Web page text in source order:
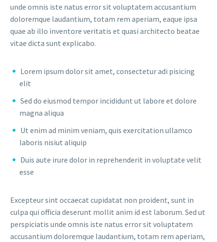
unde omnis iste natus error sit voluptatem accusantium
doloremque laudantium, totam rem aperiam, eaque ipsa
quae ab illo inventore veritatis et quasi architecto beatae
vitae dicta sunt explicabo.
Lorem ipsum dolor sit amet, consectetur adi pisicing
elit
Sed do eiusmod tempor incididunt ut labore et dolore
magna aliqua
Ut enim ad minim veniam, quis exercitation ullamco
laboris nisiut aliquip
Duis aute irure dolor in reprehenderit in voluptate velit
esse
Excepteur sint occaecat cupidatat non proident, sunt in
culpa qui officia deserunt mollit anim id est laborum. Sed ut
perspiciatis unde omnis iste natus error sit voluptatem
accusantium doloremque laudantium, totam rem aperiam,